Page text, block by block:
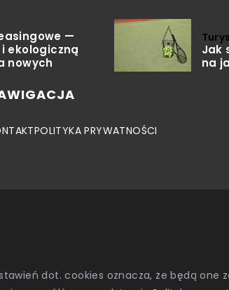
—
ekologiczną
nowych
Jak
na
POLITYKA PRYWATNOŚCI
dot. cookies oznacza, że będą one